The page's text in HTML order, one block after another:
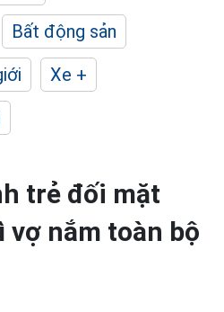
Bất động sản
Xe +
trẻ đối mặt
vợ nắm toàn bộ